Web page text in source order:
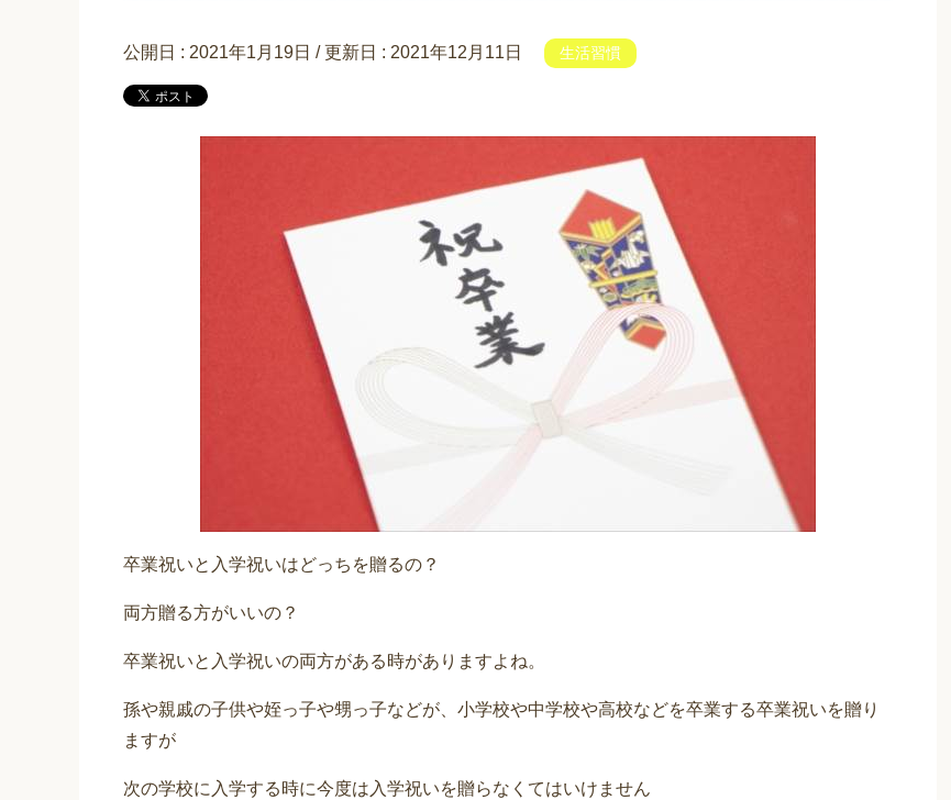
公開日 : 2021年1月19日 / 更新日 : 2021年12月11日 生活習慣
卒業祝いと入学祝いはどっちを贈るの？
両方贈る方がいいの？
卒業祝いと入学祝いの両方がある時がありますよね。
孫や親戚の子供や姪っ子や甥っ子などが、小学校や中学校や高校などを卒業する卒業祝いを贈り
ますが
次の学校に入学する時に今度は入学祝いを贈らなくてはいけません